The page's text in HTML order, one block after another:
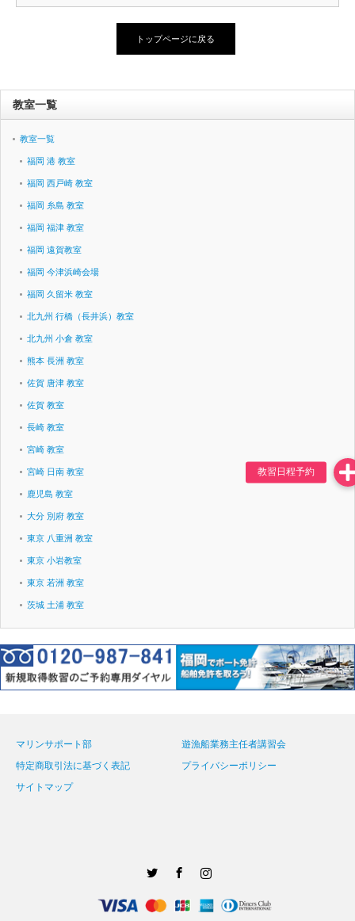
トップページに戻る
教室一覧
教室一覧
福岡 港 教室
福岡 西戸崎 教室
福岡 糸島 教室
福岡 福津 教室
福岡 遠賀教室
福岡 今津浜崎会場
福岡 久留米 教室
北九州 行橋（長井浜）教室
北九州 小倉 教室
熊本 長洲 教室
佐賀 唐津 教室
佐賀 教室
長崎 教室
宮崎 教室
宮崎 日南 教室
鹿児島 教室
大分 別府 教室
東京 八重洲 教室
東京 小岩教室
東京 若洲 教室
茨城 土浦 教室
マリンサポート部
遊漁船業務主任者講習会
特定商取引法に基づく表記
プライバシーポリシー
サイトマップ